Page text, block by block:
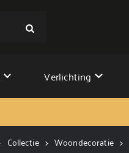
Verlichting
Collectie Woondecoratie